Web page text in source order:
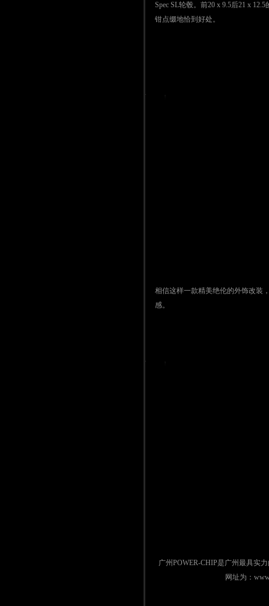
Spec SL轮毂。前20 x 9.5后21 x
钳点缀地恰到好处。
相信这样一款精美绝伦的外饰改装
感。
广州POWER-CHIP是广州最具实
网址为：